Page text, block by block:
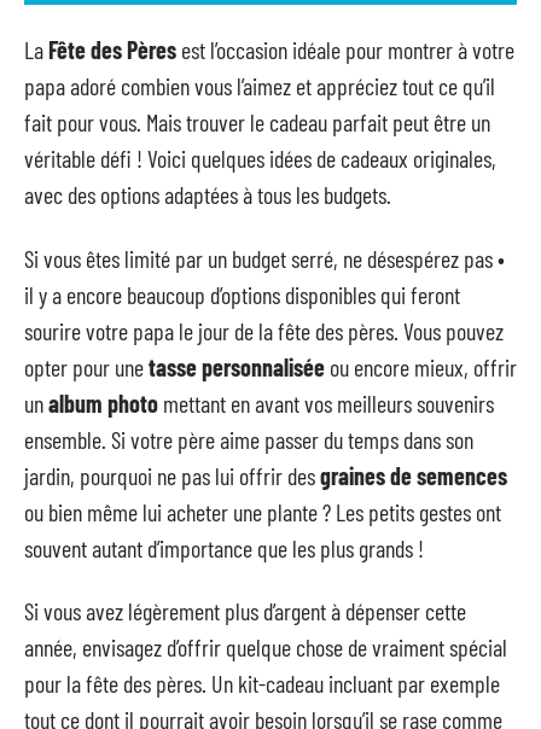
LaFête des Pères est l’occasion idéale pour montrer à votre
papa adoré combien vous l’aimez et appréciez tout ce qu’il
fait pour vous. Mais trouver le cadeau parfait peut être un
véritable défi ! Voici quelques idées de cadeaux originales,
avec des options adaptées à tous les budgets.
Si vous êtes limité par un budget serré, ne désespérez pas •
il y a encore beaucoup d’options disponibles qui feront
sourire votre papa le jour de la fête des pères. Vous pouvez
opter pour unetasse personnalisée ou encore mieux, offrir
unalbum photo mettant en avant vos meilleurs souvenirs
ensemble. Si votre père aime passer du temps dans son
jardin, pourquoi ne pas lui offrir desgraines de semences
ou bien même lui acheter une plante ? Les petits gestes ont
souvent autant d’importance que les plus grands !
Si vous avez légèrement plus d’argent à dépenser cette
année, envisagez d’offrir quelque chose de vraiment spécial
pour la fête des pères. Un kit-cadeau incluant par exemple
tout ce dont il pourrait avoir besoin lorsqu’il se rase comme